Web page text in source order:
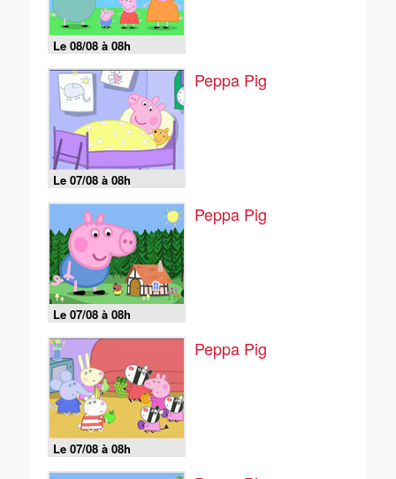
Le 08/08 à 08h
Le 07/08 à 08h
Peppa Pig
Le 07/08 à 08h
Peppa Pig
Le 07/08 à 08h
Peppa Pig